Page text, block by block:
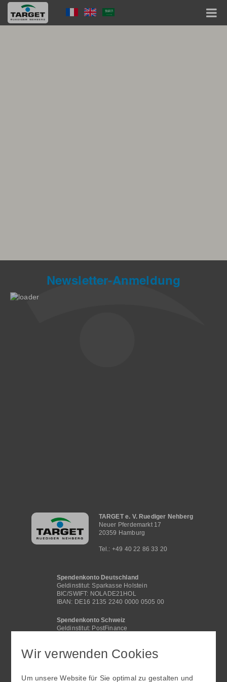
Direkt
zum
Inhalt
Language
Menu
Newsletter-Anmeldung
Hauptnavigation
TARGET e. V. Ruediger Nehberg
Neuer Pferdemarkt 17
20359 Hamburg
Tel.: +49 40 22 86 33 20
Spendenkonto Deutschland
Geldinstitut: Sparkasse Holstein
BIC/SWIFT: NOLADE21HOL
IBAN: DE16 2135 2240 0000 0505 00
Spendenkonto Schweiz
Geldinstitut: PostFinance
BIC/SWIFT: NOLADE21HOL
Wir verwenden Cookies
Um unsere Website für Sie optimal zu gestalten und